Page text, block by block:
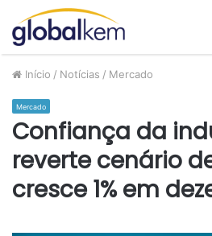
Início / Notícias / Mercado
Mercado
Confiança da
reverte cenário
cresce 1% em